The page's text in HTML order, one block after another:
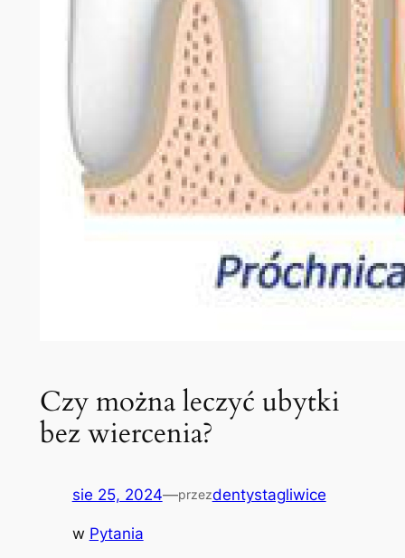
Czy można leczyć ubytki
bez wiercenia?
sie 25, 2024—przezdentystagliwice
w Pytania